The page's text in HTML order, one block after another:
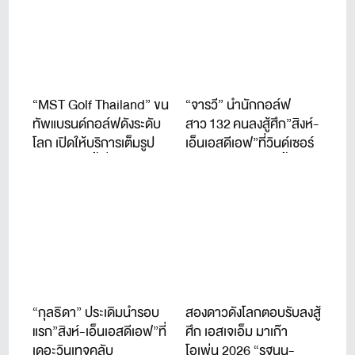
“MST Golf Thailand” ขน
ทัพแบรนด์กอล์ฟดังระดับ
โลก เปิดให้บริการเต็มรูป
“จารวี” นำนักกอล์ฟ
สาว 132 คนลงสู้ศึก”สิงห์-
เอ็นเอสดีเอฟ”ที่วินด์เซอร์
“กุลธิดา” ประเดิมนำรอบ
แรก”สิงห์-เอ็นเอสดีเอฟ”ที่
เดอะวินเทจคลับ
สองดาวดังโลกตอบรับลงสู้
ศึก เอสเจเอ็ม มาเก๊า
โอเพ่น 2026 “รฐนน-